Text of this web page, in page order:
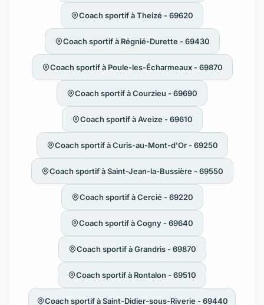
Coach sportif à Theizé - 69620
Coach sportif à Régnié-Durette - 69430
Coach sportif à Poule-les-Écharmeaux - 69870
Coach sportif à Courzieu - 69690
Coach sportif à Aveize - 69610
Coach sportif à Curis-au-Mont-d'Or - 69250
Coach sportif à Saint-Jean-la-Bussière - 69550
Coach sportif à Cercié - 69220
Coach sportif à Cogny - 69640
Coach sportif à Grandris - 69870
Coach sportif à Rontalon - 69510
Coach sportif à Saint-Didier-sous-Riverie - 69440